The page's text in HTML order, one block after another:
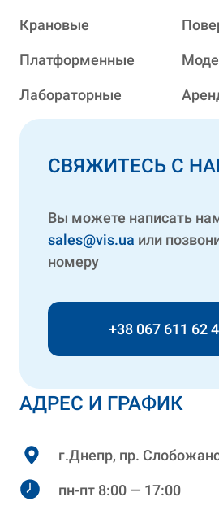
АДРЕС И ГРАФИК
г.Днепр, пр.
пн-пт 8:00 — 17:00
Крановые
Платформенные
Лабораторные
СВЯЖИТЕСЬ С
Вы можете написать
sales@vis.ua или
номеру
+38 067 611 62